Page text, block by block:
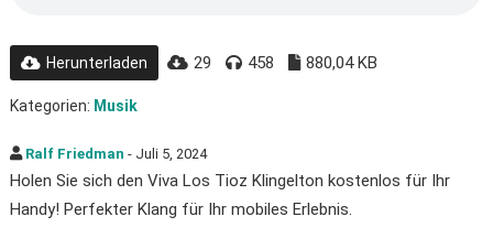
Herunterladen 29 458 880,04 KB
Kategorien: Musik
Ralf Friedman - Juli 5, 2024
Holen Sie sich den Viva Los Tioz Klingelton kostenlos für Ihr
Handy! Perfekter Klang für Ihr mobiles Erlebnis.